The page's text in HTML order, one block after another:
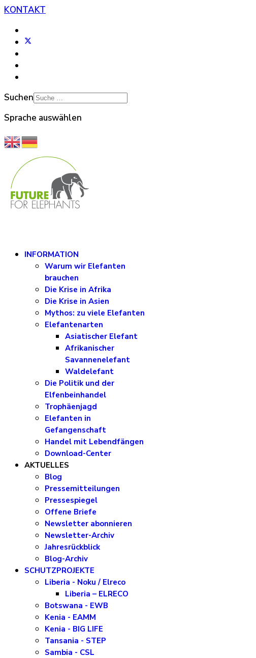
KONTAKT
Suchen
Sprache auswählen
INFORMATION
Warum wir Elefanten
brauchen
Die Krise in Afrika
Die Krise in Asien
Mythos: zu viele Elefanten
Elefantenarten
Asiatischer Elefant
Afrikanischer
Savannenelefant
Waldelefant
Die Politik und der
Elfenbeinhandel
Trophäenjagd
Elefanten in
Gefangenschaft
Handel mit Lebendfängen
Download-Center
AKTUELLES
Blog
Pressemitteilungen
Pressespiegel
Offene Briefe
Newsletter abonnieren
Newsletter-Archiv
Jahresrückblick
Blog-Archiv
SCHUTZPROJEKTE
Liberia - Noku / Elreco
Liberia – ELRECO
Botswana - EWB
Kenia - EAMM
Kenia - BIG LIFE
Tansania - STEP
Sambia - CSL